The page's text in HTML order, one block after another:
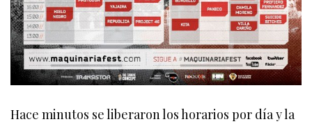
Hace minutos se liberaron los horarios por día y la